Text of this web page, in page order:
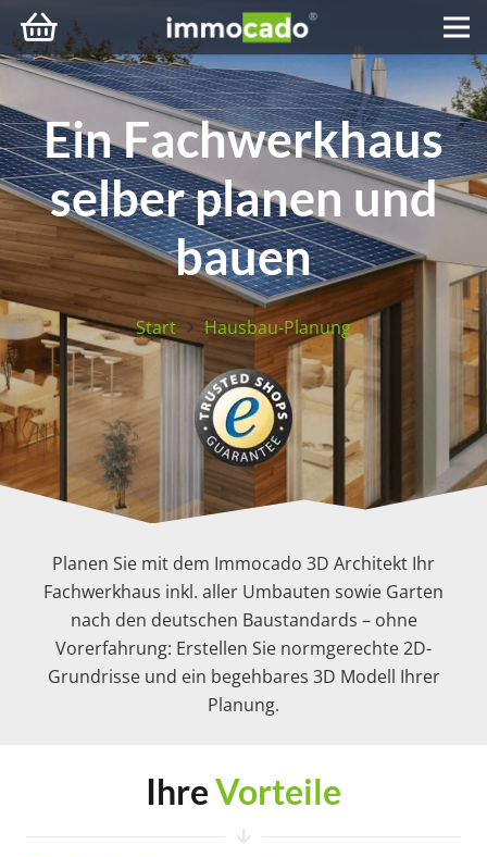
Ein Fachwerkhaus
selber planen und
bauen
Start Hausbau-Planung
Planen Sie mit dem Immocado 3D Architekt Ihr
Fachwerkhaus inkl. aller Umbauten sowie Garten
nach den deutschen Baustandards – ohne
Vorerfahrung: Erstellen Sie normgerechte 2D-
Grundrisse und ein begehbares 3D Modell Ihrer
Planung.
IhreVorteile